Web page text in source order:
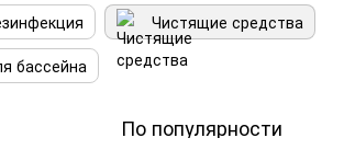
Чистящие средства
бассейна
По популярности